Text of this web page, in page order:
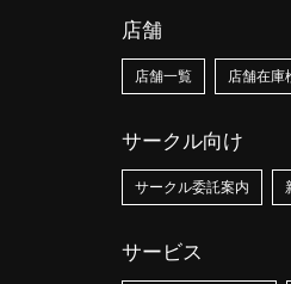
店舗
店舗一覧 店舗在庫
サークル向け
サークル委託案内
サービス